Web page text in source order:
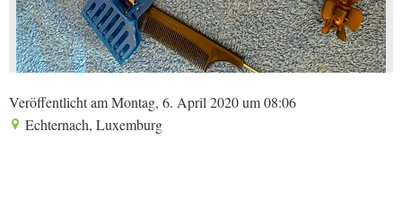
Veröffentlicht am Montag, 6. April 2020 um 08:06
Echternach, Luxemburg